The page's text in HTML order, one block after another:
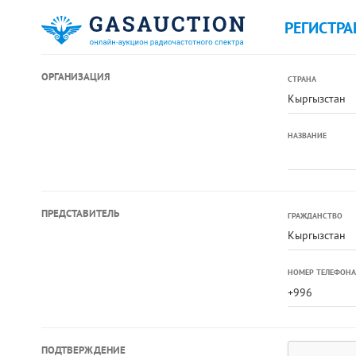
ОРГАНИЗАЦИЯ СТРАНА
Кыргызстан
НАЗВАНИЕ
ПРЕДСТАВИТЕЛЬ ГРАЖДАНСТВО
Кыргызстан
НОМЕР ТЕЛЕФОНА
ПОДТВЕРЖДЕНИЕ